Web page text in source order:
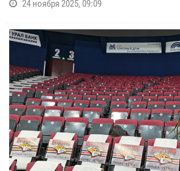
24 ноября 2025, 09:09